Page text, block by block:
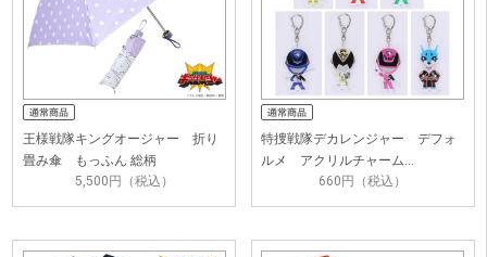
王様戦隊キングオージャー 折り
畳み傘 もっふん 総柄
5,500円（税込）
特捜戦隊デカレンジャー デフォ
ルメ アクリルチャーム…
660円（税込）